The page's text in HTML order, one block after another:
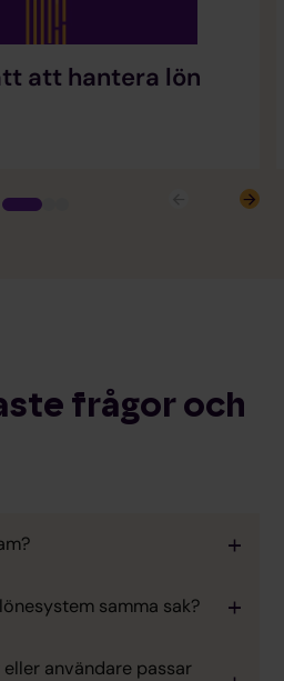
att hantera lön
frågor och
samma sak?
användare passar